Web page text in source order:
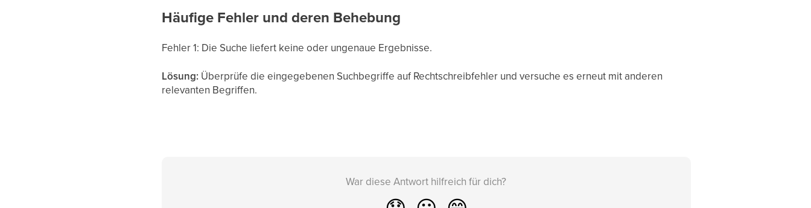
Häufige Fehler und deren Behebung
Fehler 1: Die Suche liefert keine oder ungenaue Ergebnisse.
Lösung: Überprüfe die eingegebenen Suchbegriffe auf Rechtschreibfehler und versuche es erneut mit anderen
relevanten Begriffen.
War diese Antwort hilfreich für dich?